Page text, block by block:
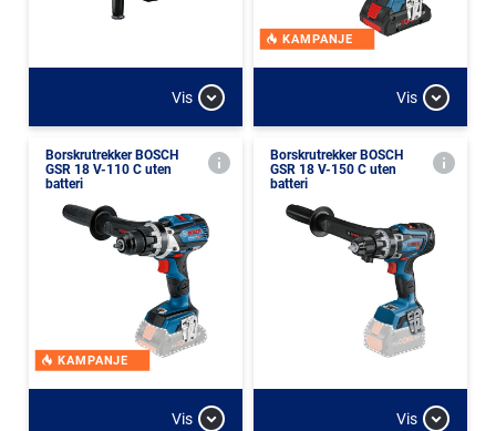
Vis
KAMPANJE
Vis
Borskrutrekker BOSCH
GSR 18 V-110 C uten
batteri
KAMPANJE
Vis
Borskrutrekker BOSCH
GSR 18 V-150 C uten
batteri
Vis